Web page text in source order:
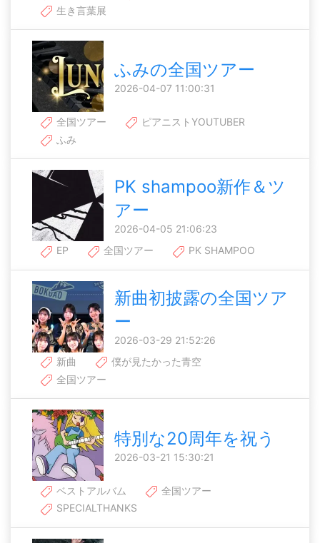
生き言葉展
ふみの全国ツアー
2026-04-07 11:00:31
全国ツアー
ピアニストYOUTUBER
ふみ
PK shampoo新作＆ツ
アー
2026-04-05 21:06:23
EP
全国ツアー PK SHAMPOO
新曲初披露の全国ツア
ー
2026-03-29 21:52:26
新曲
僕が見たかった青空
全国ツアー
特別な20周年を祝う
2026-03-21 15:30:21
ベストアルバム
全国ツアー
SPECIALTHANKS